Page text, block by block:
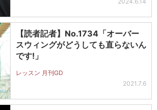
【読者記者】No.1734「オーバー
スウィングがどうしても直らないん
です!」
レッスン 月刊GD
2021.7.6